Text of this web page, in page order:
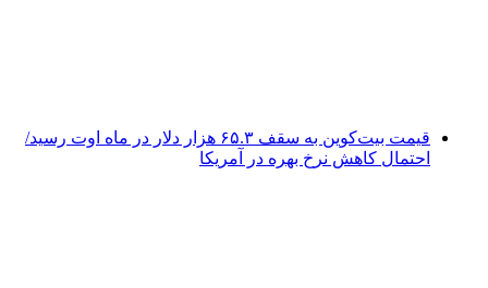
قیمت بیت‌کوین به سقف ۶۵.۳ هزار دلار در ماه اوت رسید/
احتمال کاهش نرخ بهره در آمریکا